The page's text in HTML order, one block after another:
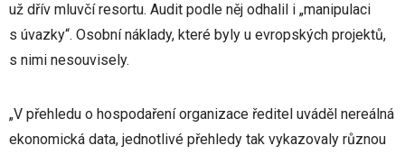
už dřív mluvčí resortu. Audit podle něj odhalil i „manipulaci
s úvazky“. Osobní náklady, které byly u evropských projektů,
s nimi nesouvisely.
„V přehledu o hospodaření organizace ředitel uváděl nereálná
ekonomická data, jednotlivé přehledy tak vykazovaly různou